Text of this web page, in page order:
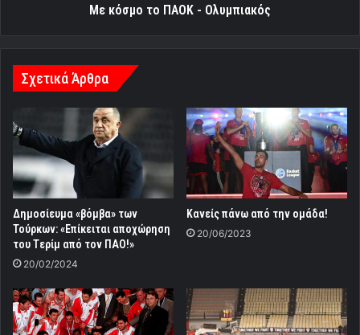
Με κόσμο το ΠΑΟΚ - Ολυμπιακός
Σχετικά Άρθρα
Δημοσίευμα «βόμβα» των
Τούρκων: «Επίκειται αποχώρηση
του Tερίμ από τον ΠΑΟ!»
20/02/2024
Κανείς πάνω από την ομάδα!
20/06/2023